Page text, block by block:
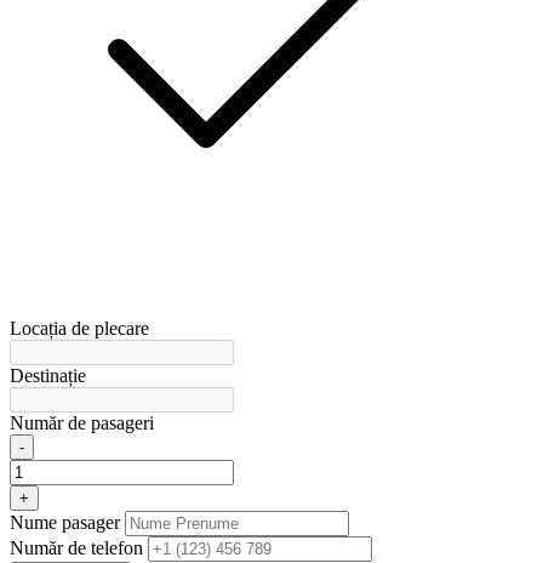
Locația de plecare
Destinație
Număr de pasageri
-
+
Nume pasager
Număr de telefon